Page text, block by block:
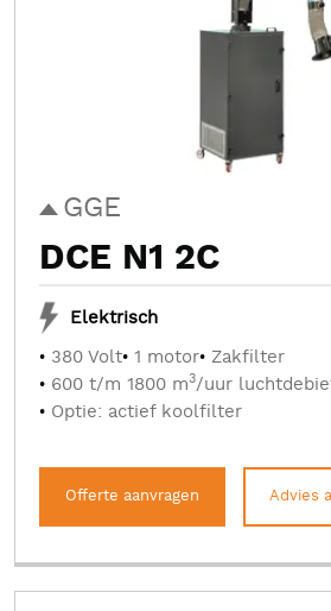
GGE
DCE N1 2C
Elektrisch
380 Volt 1 motor Zakfilter
600 t/m 1800 m3/uur
Optie: actief koolfilter
Offerte aanvragen Advies